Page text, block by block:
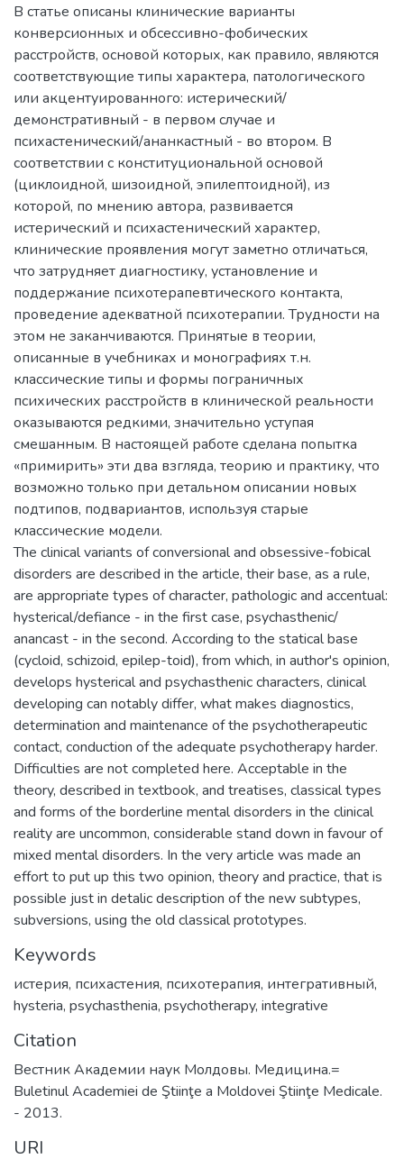
В статье описаны клинические варианты
конверсионных и обсессивно-фобических
расстройств, основой которых, как правило, являются
соответствующие типы характера, патологического
или акцентуированного: истерический/
демонстративный - в первом случае и
психастенический/ананкастный - во втором. В
соответствии с конституциональной основой
(циклоидной, шизоидной, эпилептоидной), из
которой, по мнению автора, развивается
истерический и психастенический характер,
клинические проявления могут заметно отличаться,
что затрудняет диагностику, установление и
поддержание психотерапевтического контакта,
проведение адекватной психотерапии. Трудности на
этом не заканчиваются. Принятые в теории,
описанные в учебниках и монографиях т.н.
классические типы и формы пограничных
психических расстройств в клинической реальности
оказываются редкими, значительно уступая
смешанным. В настоящей работе сделана попытка
«примирить» эти два взгляда, теорию и практику, что
возможно только при детальном описании новых
подтипов, подвариантов, используя старые
классические модели.
The clinical variants of conversional and obsessive-fobical
disorders are described in the article, their base, as a rule,
are appropriate types of character, pathologic and accentual:
hysterical/defiance - in the first case, psychasthenic/
anancast - in the second. According to the statical base
(cycloid, schizoid, epilep-toid), from which, in author's opinion,
develops hysterical and psychasthenic characters, clinical
developing can notably differ, what makes diagnostics,
determination and maintenance of the psychotherapeutic
contact, conduction of the adequate psychotherapy harder.
Difficulties are not completed here. Acceptable in the
theory, described in textbook, and treatises, classical types
and forms of the borderline mental disorders in the clinical
reality are uncommon, considerable stand down in favour of
mixed mental disorders. In the very article was made an
effort to put up this two opinion, theory and practice, that is
possible just in detalic description of the new subtypes,
subversions, using the old classical prototypes.
Keywords
истерия, психастения, психотерапия, интегративный,
hysteria, psychasthenia, psychotherapy, integrative
Citation
Вестник Академии наук Молдовы. Медицина.=
Buletinul Academiei de Ştiinţe a Moldovei Ştiinţe Medicale.
- 2013.
URI